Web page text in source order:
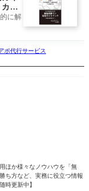
タ
に解
ポ代行サービス
ほか様々なノウハウを「無
ち方など、実務に役立つ情報
時更新中】